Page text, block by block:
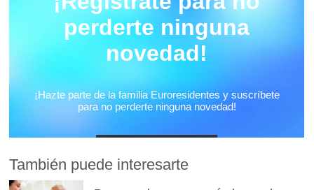
También puede interesarte